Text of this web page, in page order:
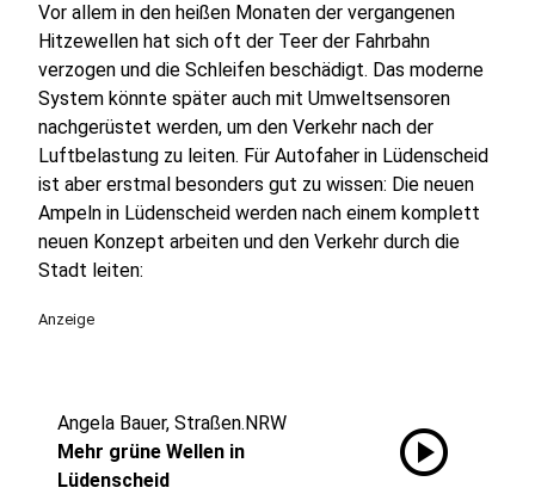
Vor allem in den heißen Monaten der vergangenen
Hitzewellen hat sich oft der Teer der Fahrbahn
verzogen und die Schleifen beschädigt. Das moderne
System könnte später auch mit Umweltsensoren
nachgerüstet werden, um den Verkehr nach der
Luftbelastung zu leiten. Für Autofaher in Lüdenscheid
ist aber erstmal besonders gut zu wissen: Die neuen
Ampeln in Lüdenscheid werden nach einem komplett
neuen Konzept arbeiten und den Verkehr durch die
Stadt leiten:
Anzeige
Angela Bauer, Straßen.NRW
Mehr grüne Wellen in
Lüdenscheid
play_circle